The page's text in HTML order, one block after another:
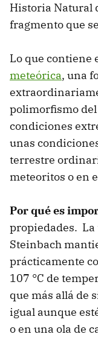
Historia Natural
fragmento que
Lo que contiene
meteórica, una
polimorfismo del
condiciones
unas
terrestre
meteoritos o en
Por qué es
propiedades.
Steinbach
prácticamente
107 °C de
que más allá de
igual aunque
o en una ola de